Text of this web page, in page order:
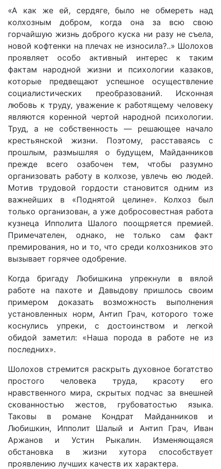
«А как же ей, сердяге, было не обмереть над
колхозным добром, когда она за всю свою
горчайшую жизнь доброго куска ни разу не съела,
новой кофтенки на плечах не износила?..» Шолохов
проявляет особо активный интерес к таким
фактам народной жизни и психологии казаков,
которые предвещают успешное осуществление
социалистических преобразований. Исконная
любовь к труду, уважение к работящему человеку
являются коренной чертой народной психологии.
Труд, а не собственность — решающее начало
крестьянской жизни. Поэтому, расставаясь с
прошлым, размышляя о будущем, Майданников
прежде всего озабочен тем, чтобы разумно
организовать работу в колхозе, увлечь ею людей.
Мотив трудовой гордости становится одним из
важнейших в «Поднятой целине». Колхоз был
только организован, а уже добросовестная работа
кузнеца Ипполита Шалого поощряется премией.
Примечателен, однако, не только сам факт
премирования, но и то, что среди колхозников это
вызывает горячее одобрение.
Когда бригаду Любишкина упрекнули в вялой
работе на пахоте и Давыдову пришлось своим
примером доказать возможность выполнения
установленных норм, Антип Грач, которого тоже
коснулись упреки, с достоинством и легкой
обидой заметил: «Наша порода в работе не из
последних».
Шолохов стремится раскрыть духовное богатство
простого человека труда, красоту его
нравственного мира, скрытых подчас за внешней
скованностью жестов, грубоватостью языка.
Таковы в романе Кондрат Майданников и
Любишкин, Ипполит Шалый и Антип Грач, Иван
Аржанов и Устин Рыкалин. Изменяющаяся
обстановка в жизни хутора способствует
проявлению лучших качеств их характера.